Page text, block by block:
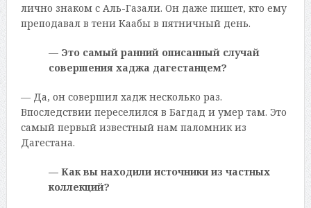
лично знаком с Аль-Газали. Он даже пишет, кто ему
преподавал в тени Каабы в пятничный день.
— Это самый ранний описанный случай
совершения хаджа дагестанцем?
— Да, он совершил хадж несколько раз.
Впоследствии переселился в Багдад и умер там. Это
самый первый известный нам паломник из
Дагестана.
— Как вы находили источники из частных
коллекций?